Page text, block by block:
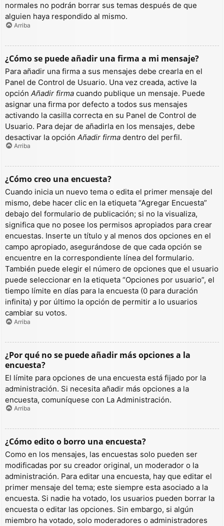
normales no podrán borrar sus temas después de que
alguien haya respondido al mismo.
Arriba
¿Cómo se puede añadir una firma a mi mensaje?
Para añadir una firma a sus mensajes debe crearla en el
Panel de Control de Usuario. Una vez creada, active la
opción Añadir firma cuando publique un mensaje. Puede
asignar una firma por defecto a todos sus mensajes
activando la casilla correcta en su Panel de Control de
Usuario. Para dejar de añadirla en los mensajes, debe
desactivar la opción Añadir firma dentro del perfil.
Arriba
¿Cómo creo una encuesta?
Cuando inicia un nuevo tema o edita el primer mensaje del
mismo, debe hacer clic en la etiqueta “Agregar Encuesta”
debajo del formulario de publicación; si no la visualiza,
significa que no posee los permisos apropiados para crear
encuestas. Inserte un título y al menos dos opciones en el
campo apropiado, asegurándose de que cada opción se
encuentre en la correspondiente línea del formulario.
También puede elegir el número de opciones que el usuario
puede seleccionar en la etiqueta “Opciones por usuario”, el
tiempo límite en días para la encuesta (0 para duración
infinita) y por último la opción de permitir a lo usuarios
cambiar su votos.
Arriba
¿Por qué no se puede añadir más opciones a la
encuesta?
El límite para opciones de una encuesta está fijado por la
administración. Si necesita añadir más opciones a la
encuesta, comuníquese con La Administración.
Arriba
¿Cómo edito o borro una encuesta?
Como en los mensajes, las encuestas solo pueden ser
modificadas por su creador original, un moderador o la
administración. Para editar una encuesta, hay que editar el
primer mensaje del tema; este siempre esta asociado a la
encuesta. Si nadie ha votado, los usuarios pueden borrar la
encuesta o editar las opciones. Sin embargo, si algún
miembro ha votado, solo moderadores o administradores